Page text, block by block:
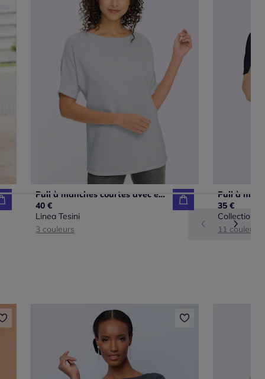
Pull à manches courtes avec encolure ronde en pur coton
40 €
Linea Tesini
3 couleurs
35 €
Collection L
11 couleurs